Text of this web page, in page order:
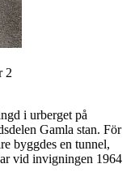
2
i urberget på
Gamla stan. För
byggdes en tunnel,
vid invigningen 1964